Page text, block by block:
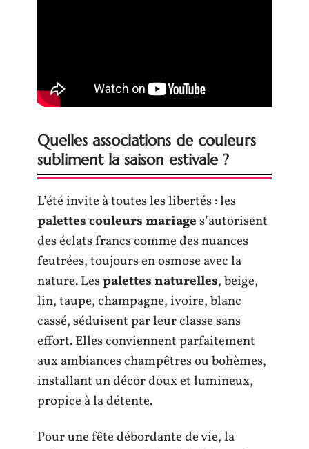
Quelles associations de couleurs
subliment la saison estivale ?
L’été invite à toutes les libertés : les
palettes couleurs mariages’autorisent
des éclats francs comme des nuances
feutrées, toujours en osmose avec la
nature. Lespalettes naturelles, beige,
lin, taupe, champagne, ivoire, blanc
cassé, séduisent par leur classe sans
effort. Elles conviennent parfaitement
aux ambiances champêtres ou bohèmes,
installant un décor doux et lumineux,
propice à la détente.
Pour une fête débordante de vie, la